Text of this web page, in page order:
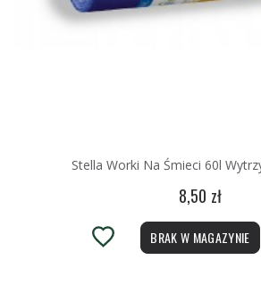
Stella Worki Na Śmieci 60l
8,50 zł
BRAK W MAGAZYNIE